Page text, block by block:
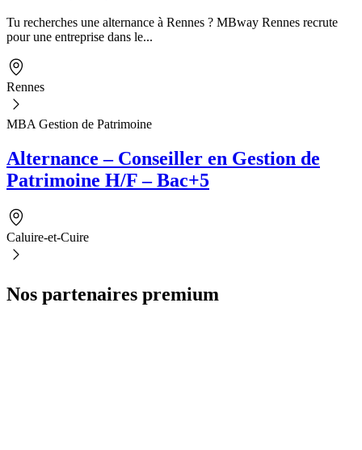
Tu recherches une alternance à Rennes ? MBway Rennes recrute
pour une entreprise dans le...
Rennes
MBA Gestion de Patrimoine
Alternance – Conseiller en Gestion de
Patrimoine H/F – Bac+5
Caluire-et-Cuire
Nos partenaires premium